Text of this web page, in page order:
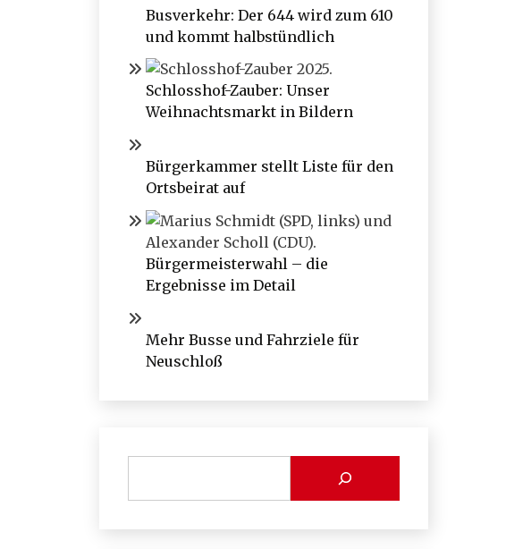
Busverkehr: Der 644 wird zum 610
und kommt halbstündlich
Schlosshof-Zauber: Unser
Weihnachtsmarkt in Bildern
Bürgerkammer stellt Liste für den
Ortsbeirat auf
Bürgermeisterwahl – die
Ergebnisse im Detail
Mehr Busse und Fahrziele für
Neuschloß